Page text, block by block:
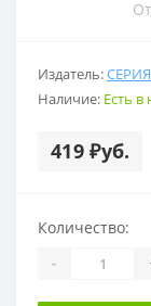
Издатель:СЕРИЯ
Наличие: Есть в
419 ₽уб.
Количество:
-